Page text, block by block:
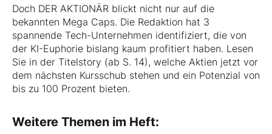
Doch DER AKTIONÄR blickt nicht nur auf die
bekannten Mega Caps. Die Redaktion hat 3
spannende Tech-Unternehmen identifiziert, die von
der KI-Euphorie bislang kaum profitiert haben. Lesen
Sie in der Titelstory (ab S. 14), welche Aktien jetzt vor
dem nächsten Kursschub stehen und ein Potenzial von
bis zu 100 Prozent bieten.
Weitere Themen im Heft: